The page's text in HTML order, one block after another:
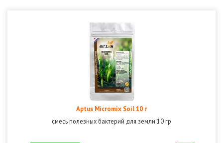
Aptus Micromix Soil 10 г
смесь полезных бактерий для земли 10 гр